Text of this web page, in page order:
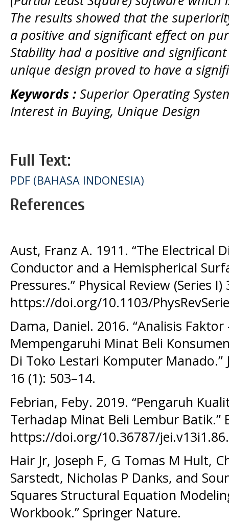
The results showed that the
a positive and significant effect on
Stability had a positive and
unique design proved to have a
Keywords : Superior Operating
Interest in Buying, Unique Design
Full Text:
PDF (BAHASA INDONESIA)
References
Aust, Franz A. 1911. “The Electrical
Conductor and a Hemispherical
Pressures.” Physical Review (Series
https://doi.org/10.1103/
Dama, Daniel. 2016. “Analisis
Mempengaruhi Minat Beli
Di Toko Lestari Komputer Manado.”
16 (1): 503–14.
Febrian, Feby. 2019. “Pengaruh
Terhadap Minat Beli Lembur Batik.”
https://doi.org/10.36787/jei.v13i1.86.
Hair Jr, Joseph F, G Tomas M Hult,
Sarstedt, Nicholas P Danks, and
Squares Structural Equation
Workbook.” Springer Nature.